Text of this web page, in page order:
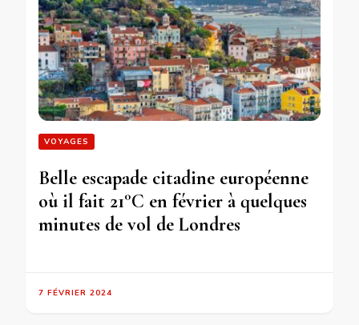
VOYAGES
Belle escapade citadine européenne
où il fait 21°C en février à quelques
minutes de vol de Londres
7 FÉVRIER 2024